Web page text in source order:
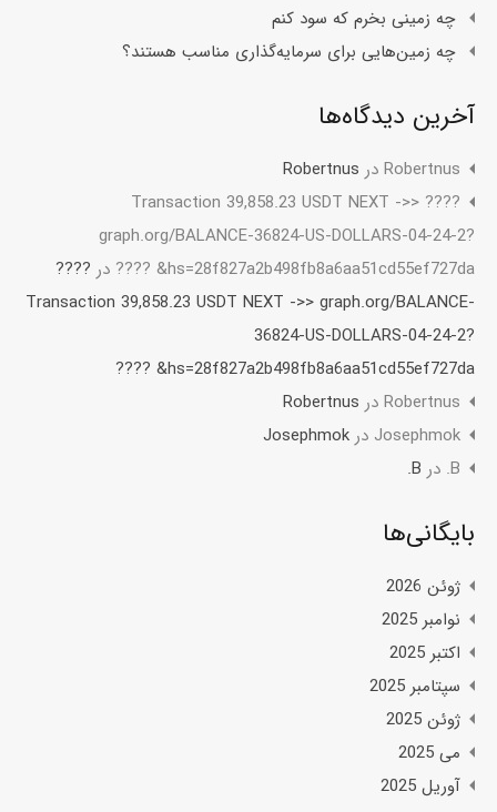
چه زمینی بخرم که سود کنم
چه زمین‌هایی برای سرمایه‌گذاری مناسب هستند؟
آخرین دیدگاه‌ها
Robertnus در Robertnus
???? Transaction 39,858.23 USDT NEXT ->>
graph.org/BALANCE-36824-US-DOLLARS-04-24-2?
hs=28f827a2b498fb8a6aa51cd55ef727da& ????
در ????
Transaction 39,858.23 USDT NEXT ->> graph.org/BALANCE-
36824-US-DOLLARS-04-24-2?
hs=28f827a2b498fb8a6aa51cd55ef727da& ????
Robertnus در Robertnus
Josephmok در Josephmok
B. در B.
بایگانی‌ها
ژوئن 2026
نوامبر 2025
اکتبر 2025
سپتامبر 2025
ژوئن 2025
می 2025
آوریل 2025